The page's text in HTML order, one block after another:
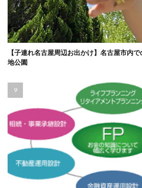
【子連れ名古屋周辺お出かけ】名古屋市内
地公園